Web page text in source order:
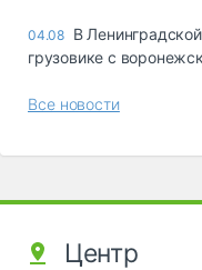
04.08 В
грузовике с
Все новости
Центр